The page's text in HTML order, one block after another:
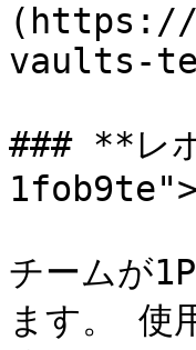
(https://
vaults-
### **レ
チームが
ます。 使